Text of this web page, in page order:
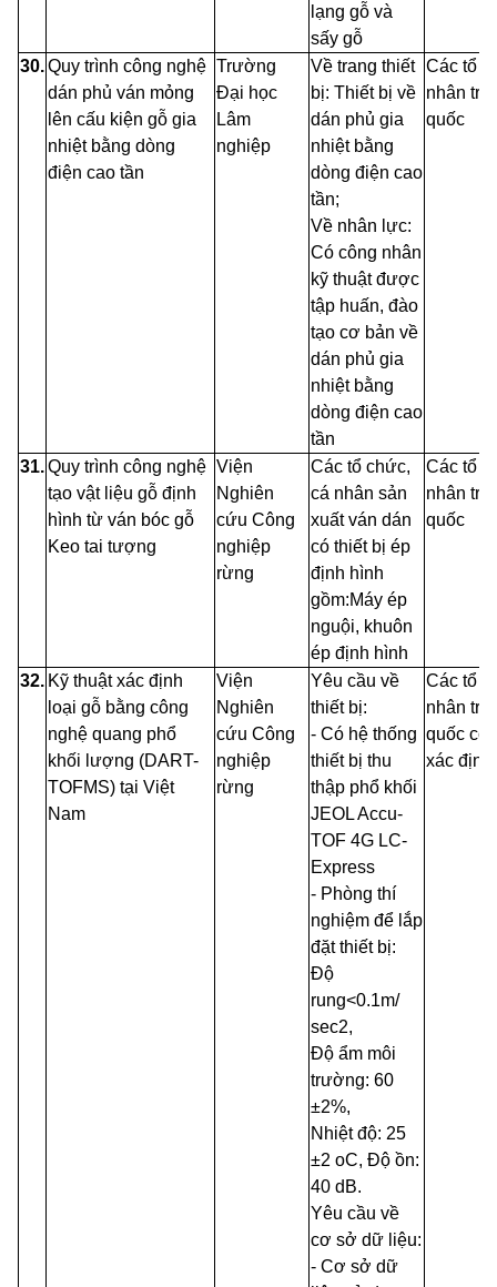
lạng gỗ và
sấy gỗ
30.Quy trình công nghệ
dán phủ ván mỏng
lên cấu kiện gỗ gia
nhiệt bằng dòng
điện cao tần
Trường
Đại học
Lâm
nghiệp
Về trang thiết
bị: Thiết bị về
dán phủ gia
nhiệt bằng
dòng điện cao
tần;
Về nhân lực:
Có công nhân
kỹ thuật được
tập huấn, đào
tạo cơ bản về
dán phủ gia
nhiệt bằng
dòng điện cao
tần
Các tổ
nhân
quốc
31.Quy trình công nghệ
tạo vật liệu gỗ định
hình từ ván bóc gỗ
Keo tai tượng
Viện
Nghiên
cứu Công
nghiệp
rừng
Các tổ chức,
cá nhân sản
xuất ván dán
có thiết bị ép
định hình
gồm:Máy ép
nguội, khuôn
ép định hình
Các tổ
nhân
quốc
32. Kỹ thuật xác định
loại gỗ bằng công
nghệ quang phổ
khối lượng (DART-
TOFMS) tại Việt
Nam
Viện
Nghiên
cứu Công
nghiệp
rừng
Yêu cầu về
thiết bị:
- Có hệ thống
thiết bị thu
thập phổ khối
JEOLAccu-
TOF 4G LC-
Express
- Phòng thí
nghiệm để lắp
đặt thiết bị:
Độ
rung<0.1m/
sec2,
Độ ẩm môi
trường: 60
±2%,
Nhiệt độ: 25
±2 oC, Độ ồn:
40 dB.
Yêu cầu về
cơ sở dữ liệu:
- Cơ sở dữ
Các tổ
nhân
quốc có
xác định